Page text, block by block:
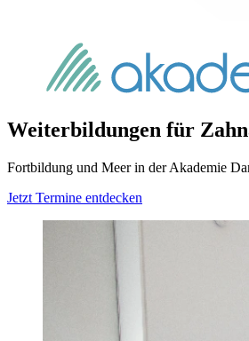
Weiterbildungen für
Fortbildung und Meer in der Akademie
Jetzt Termine entdecken